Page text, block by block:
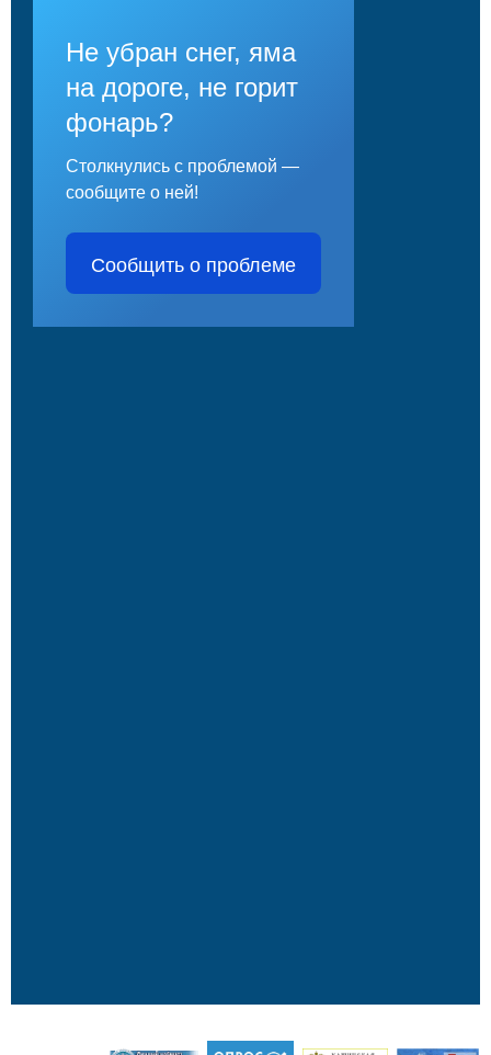
Не убран снег, яма
на дороге, не горит
фонарь?
Столкнулись с проблемой —
сообщите о ней!
Сообщить о проблеме